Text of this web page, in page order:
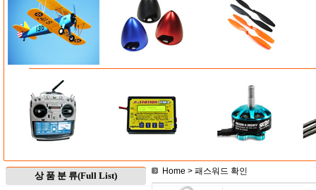
상 품 분 류(Full List) Home > 패스워드 확인